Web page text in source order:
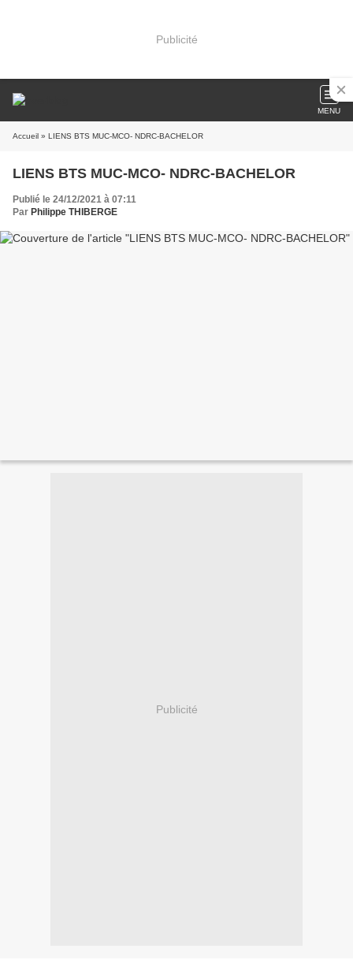
Publicité
MENU
Accueil » LIENS BTS MUC-MCO- NDRC-BACHELOR
LIENS BTS MUC-MCO- NDRC-BACHELOR
Publié le 24/12/2021 à 07:11
Par Philippe THIBERGE
Publicité